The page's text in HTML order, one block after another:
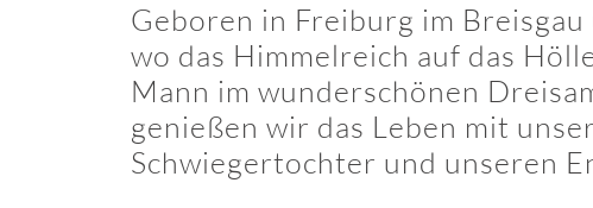
Geboren in Freiburg im
wo das Himmelreich auf das
Mann im wunderschönen
genießen wir das Leben mit
Schwiegertochter und unseren